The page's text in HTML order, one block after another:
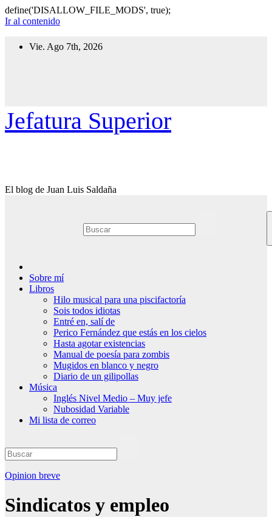
define('DISALLOW_FILE_MODS', true);
Ir al contenido
Vie. Ago 7th, 2026
Jefatura Superior
El blog de Juan Luis Saldaña
Sobre mí
Libros
Hilo musical para una piscifactoría
Sois todos idiotas
Entré en, salí de
Perico Fernández que estás en los cielos
Hasta agotar existencias
Manual de poesía para zombis
Mugidos en blanco y negro
Diario de un gilipollas
Música
Inglés Nivel Medio – Muy jefe
Nubosidad Variable
Mi lista de correo
Opinion breve
Sindicatos y empleo